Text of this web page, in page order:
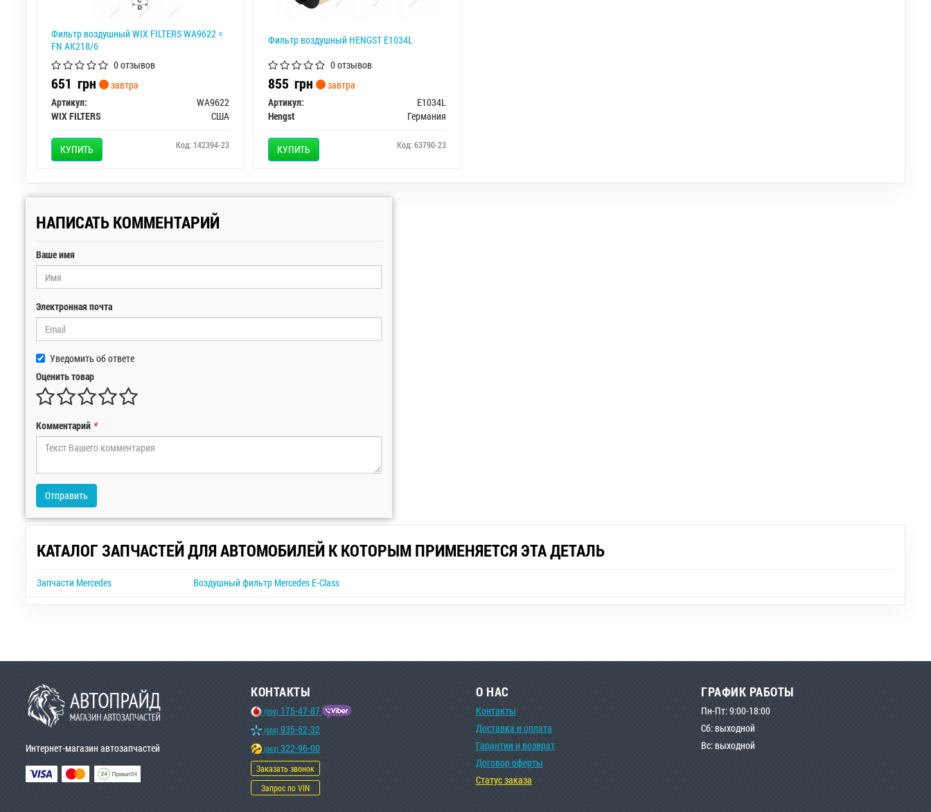
Фильтр воздушный WIX FILTERS WA9622 =
FN AK218/6
0 отзывов
651 грн
завтра
Артикул:
WA9622
WIX FILTERS
США
КУПИТЬ Код: 142394-23
Фильтр воздушный HENGST E1034L
0 отзывов
855 грн
завтра
Артикул:
E1034L
Hengst
Германия
КУПИТЬ Код: 63790-23
НАПИСАТЬ КОММЕНТАРИЙ
Ваше имя
Электронная почта
Уведомить об ответе
Оценить товар
Комментарий *
Отправить
КАТАЛОГ ЗАПЧАСТЕЙ ДЛЯ АВТОМОБИЛЕЙ К КОТОРЫМ ПРИМЕНЯЕТСЯ ЭТА ДЕТАЛЬ
Запчасти Mercedes Воздушный фильтр Mercedes E-Class
Интернет-магазин автозапчастей
КОНТАКТЫ
(099) 175-47-87
(068) 935-52-32
(063) 322-96-00
Заказать звонок
Запрос по VIN
О НАС
Контакты
Доставка и оплата
Гарантии и возврат
Договор оферты
Статус заказа
ГРАФИК РАБОТЫ
Пн-Пт: 9:00-18:00
Сб: выходной
Вс: выходной